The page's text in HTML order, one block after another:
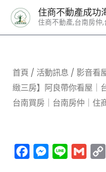
住商不動產成功
住商不動產,台南房仲
首頁 / 活動訊息 / 影音看
緻三房】阿良帶你看屋｜
台南買房｜台南房仲｜住
FacebookMessenger
Line Gmail